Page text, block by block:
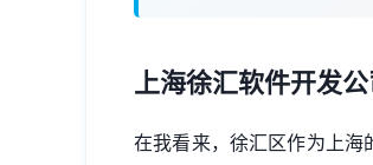
上海徐汇软件开发
在我看来，徐汇区作为上海